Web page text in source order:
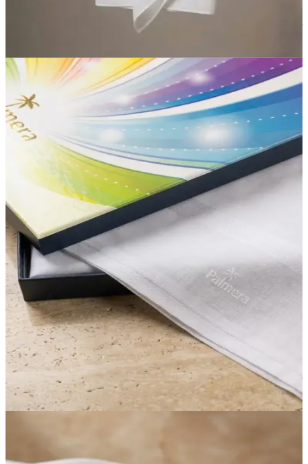
غترة سادة بلاميرا
55.00 د.إ